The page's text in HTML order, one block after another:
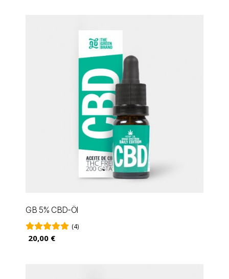
GB 5% CBD-Öl
(4)
20,00 €